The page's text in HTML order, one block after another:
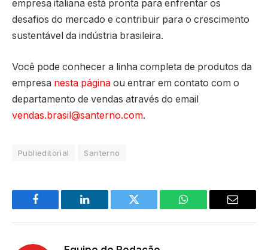
empresa italiana está pronta para enfrentar os
desafios do mercado e contribuir para o crescimento
sustentável da indústria brasileira.
Você pode conhecer a linha completa de produtos da
empresa nesta página ou entrar em contato com o
departamento de vendas através do email
vendas.brasil@santerno.com.
Publieditorial Santerno
Facebook LinkedIn Twitter WhatsApp Email